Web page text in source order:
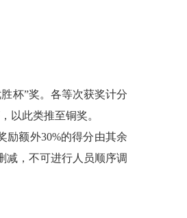
杯”奖。各等次获奖计分
以此类推至铜奖。
励额外30%的得分由其余
减，不可进行人员顺序调